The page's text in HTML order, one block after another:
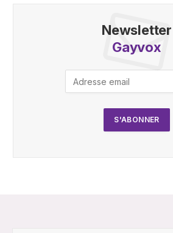
Newsletter
Gayvox